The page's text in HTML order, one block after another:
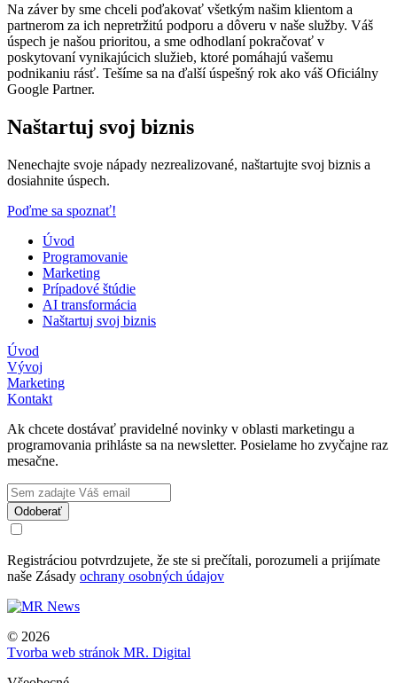
Na záver by sme chceli poďakovať všetkým našim klientom a
partnerom za ich nepretržitú podporu a dôveru v naše služby. Váš
úspech je našou prioritou, a sme odhodlaní pokračovať v
poskytovaní vynikajúcich služieb, ktoré pomáhajú vašemu
podnikaniu rásť. Tešíme sa na ďalší úspešný rok ako váš Oficiálny
Google Partner.
Naštartuj svoj biznis
Nenechajte svoje nápady nezrealizované, naštartujte svoj biznis a
dosiahnite úspech.
Poďme sa spoznať!
Úvod
Programovanie
Marketing
Prípadové štúdie
AI transformácia
Naštartuj svoj biznis
Úvod
Vývoj
Marketing
Kontakt
Ak chcete dostávať pravidelné novinky v oblasti marketingu a
programovania prihláste sa na newsletter. Posielame ho zvyčajne raz
mesačne.
Registráciou potvrdzujete, že ste si prečítali, porozumeli a prijímate
naše Zásady ochrany osobných údajov
© 2026
Tvorba web stránok MR. Digital